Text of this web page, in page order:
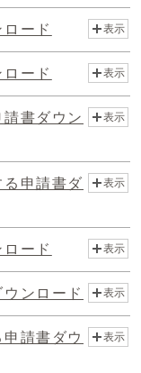
ード 表示
ード 表示
書ダウン
表示
申請書ダ
表示
ード 表示
ンロード 表示
請書ダウ
表示